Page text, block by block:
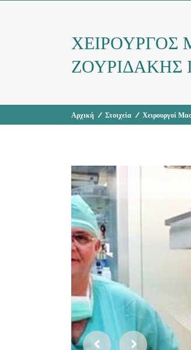
ΧΕΙΡΟΥΡΓΟΣ
ΖΟΥΡΙΔΑΚΗΣ
Αρχική / Στοιχεία / Χειρουργοί